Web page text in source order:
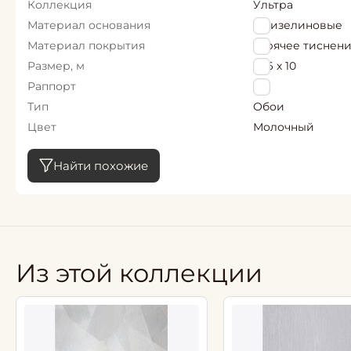
Коллекция
Ультра
Материал основания
Флизелиновые
Материал покрытия
горячее
Размер, м
1,06 х 10
Раппорт
0
Тип
Обои
Цвет
Молочный
Найти похожие
Из этой коллекции